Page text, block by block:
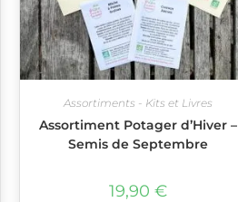
Assortiments - Kits et Livres
Assortiment Potager d’Hiver –
Semis de Septembre
19,90 €